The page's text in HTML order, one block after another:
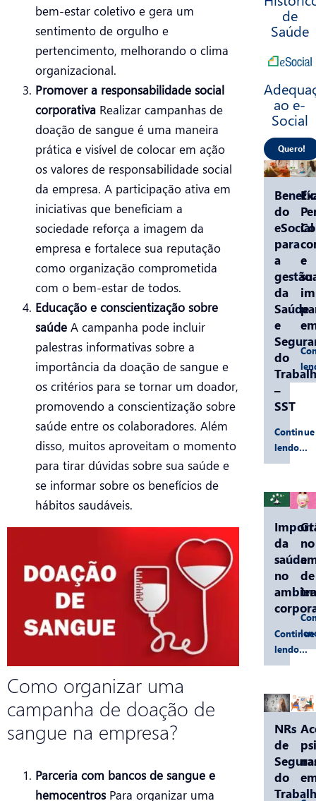
bem-estar coletivo e gera um
sentimento de orgulho e
pertencimento, melhorando o clima
organizacional.
Promover a responsabilidade social
corporativaRealizar campanhas de
doação de sangue é uma maneira
prática e visível de colocar em ação
os valores de responsabilidade social
da empresa. A participação ativa em
iniciativas que beneficiam a
sociedade reforça a imagem da
empresa e fortalece sua reputação
como organização comprometida
com o bem-estar de todos.
Educação e conscientização sobre
saúdeA campanha pode incluir
palestras informativas sobre a
importância da doação de sangue e
os critérios para se tornar um doador,
promovendo a conscientização sobre
saúde entre os colaboradores. Além
disso, muitos aproveitam o momento
para tirar dúvidas sobre sua saúde e
se informar sobre os benefícios de
hábitos saudáveis.
Como organizar uma
campanha de doação de
sangue na empresa?
Parceria com bancos de sangue e
hemocentrosPara organizar uma
de
Saúde
ao e-
Social
Quero!
do
eSocial
para
a
gestão
da
Saúde
e
do
–
SST
Continue
lendo…
e
da
saúde
no
Continue
lendo…
no
de
NRs
de
do